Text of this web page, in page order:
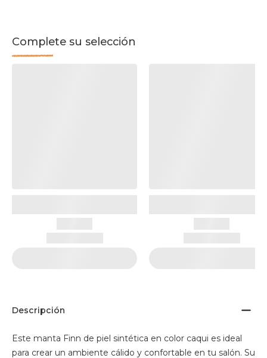
Complete su selección
Descripción
Este manta Finn de piel sintética en color caqui es ideal
para crear un ambiente cálido y confortable en tu salón. Su